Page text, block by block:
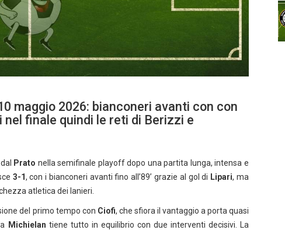
maggio 2026: bianconeri avanti con con
nel finale quindi le reti di Berizzi e
Prato nella semifinale playoff dopo una partita lunga, intensa e
3-1, con i bianconeri avanti fino all’89’ grazie al gol di Lipari, ma
atletica dei lanieri.
del primo tempo con Ciofi, che sfiora il vantaggio a porta quasi
Michielan tiene tutto in equilibrio con due interventi decisivi. La